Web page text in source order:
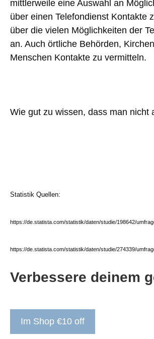
mittlerweile eine Auswahl an
über einen Telefondienst Kontakte
über die vielen Möglichkeiten der
an. Auch örtliche Behörden,
Menschen Kontakte zu vermitteln.
Wie gut zu wissen, dass man nicht
Statistik Quellen:
https://de.statista.com/statistik/daten/studie/198642/
https://de.statista.com/statistik/daten/studie/274339/
Verbessere deinem
Im Shop €10 off